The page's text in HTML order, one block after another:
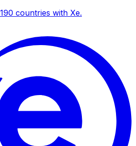
countries with Xe.